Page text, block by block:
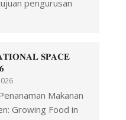
pengurusan
𝐒𝐏𝐀𝐂𝐄
Makanan
Growing Food in